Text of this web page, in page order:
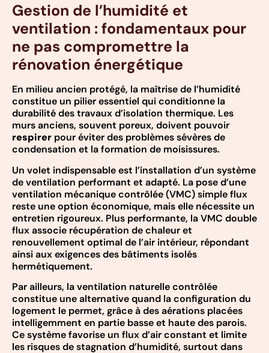
Gestion de l’humidité et
ventilation : fondamentaux pour
ne pas compromettre la
rénovation énergétique
En milieu ancien protégé, la maîtrise de l’humidité
constitue un pilier essentiel qui conditionne la
durabilité des travaux d’isolation thermique. Les
murs anciens, souvent poreux, doivent pouvoir
respirer pour éviter des problèmes sévères de
condensation et la formation de moisissures.
Un volet indispensable est l’installation d’un système
de ventilation performant et adapté. La pose d’une
ventilation mécanique contrôlée (VMC) simple flux
reste une option économique, mais elle nécessite un
entretien rigoureux. Plus performante, la VMC double
flux associe récupération de chaleur et
renouvellement optimal de l’air intérieur, répondant
ainsi aux exigences des bâtiments isolés
hermétiquement.
Par ailleurs, la ventilation naturelle contrôlée
constitue une alternative quand la configuration du
logement le permet, grâce à des aérations placées
intelligemment en partie basse et haute des parois.
Ce système favorise un flux d’air constant et limite
les risques de stagnation d’humidité, surtout dans